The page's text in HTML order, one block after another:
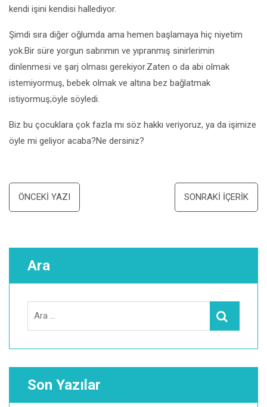
kendi işini kendisi hallediyor.
Şimdi sıra diğer oğlumda ama hemen başlamaya hiç niyetim
yok.Bir süre yorgun sabrımın ve yıpranmış sinirlerimin
dinlenmesi ve şarj olması gerekiyor.Zaten o da abi olmak
istemiyormuş, bebek olmak ve altına bez bağlatmak
istiyormuş;öyle söyledi.
Biz bu çocuklara çok fazla mı söz hakkı veriyoruz, ya da işimize
öyle mi geliyor acaba?Ne dersiniz?
Yazı
dolaşımı
ÖNCEKI YAZI SONRAKI İÇERIK
Ara
Ara
Son Yazılar